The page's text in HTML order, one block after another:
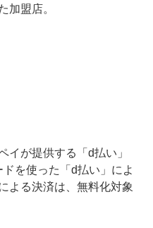
加盟店。
が提供する「d払い」
を使った「d払い」によ
よる決済は、無料化対象